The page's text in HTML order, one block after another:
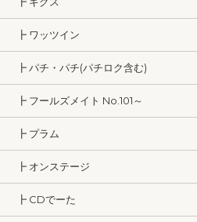
┣ ワッツイン
┣ パチ・パチ(パチロク含む)
┣ フールズメイト No.101～
┣ プラム
┣ オンステージ
┣ CDでーた